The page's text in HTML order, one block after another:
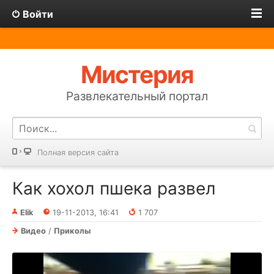
Войти
Мистерия
Развлекательный портал
Полная версия сайта
Как хохол пшека развел
Elik 19-11-2013, 16:41
1 707
Видео / Приколы